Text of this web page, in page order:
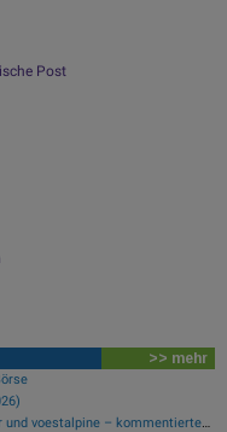
Post
>> mehr
ArcelorMittal und ThyssenKrupp vs. Salzgitter und voestalpine – kommentierter KW 32 Peer Group Watch Stahl